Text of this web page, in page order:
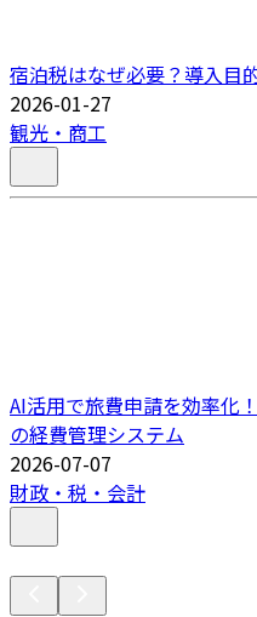
宿泊税はなぜ必要？導入目
2026-01-27
観光・商工
AI活用で旅費申請を効率化
の経費管理システム
2026-07-07
財政・税・会計